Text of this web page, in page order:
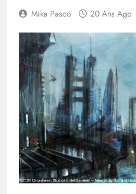
Mika Pasco 20 Ans Ago